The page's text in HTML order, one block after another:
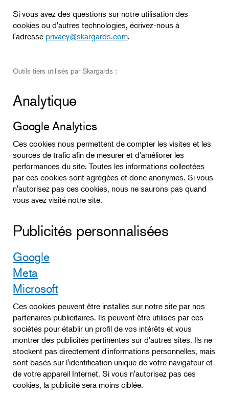
Si vous avez des questions sur notre utilisation des
cookies ou d'autres technologies, écrivez-nous à
l'adresse privacy@skargards.com.
Outils tiers utilisés par Skargards :
Analytique
Google Analytics
Ces cookies nous permettent de compter les visites et les
sources de trafic afin de mesurer et d'améliorer les
performances du site. Toutes les informations collectées
par ces cookies sont agrégées et donc anonymes. Si vous
n'autorisez pas ces cookies, nous ne saurons pas quand
vous avez visité notre site.
Publicités personnalisées
Google
Meta
Microsoft
Ces cookies peuvent être installés sur notre site par nos
partenaires publicitaires. Ils peuvent être utilisés par ces
sociétés pour établir un profil de vos intérêts et vous
montrer des publicités pertinentes sur d'autres sites. Ils ne
stockent pas directement d'informations personnelles, mais
sont basés sur l'identification unique de votre navigateur et
de votre appareil Internet. Si vous n'autorisez pas ces
cookies, la publicité sera moins ciblée.